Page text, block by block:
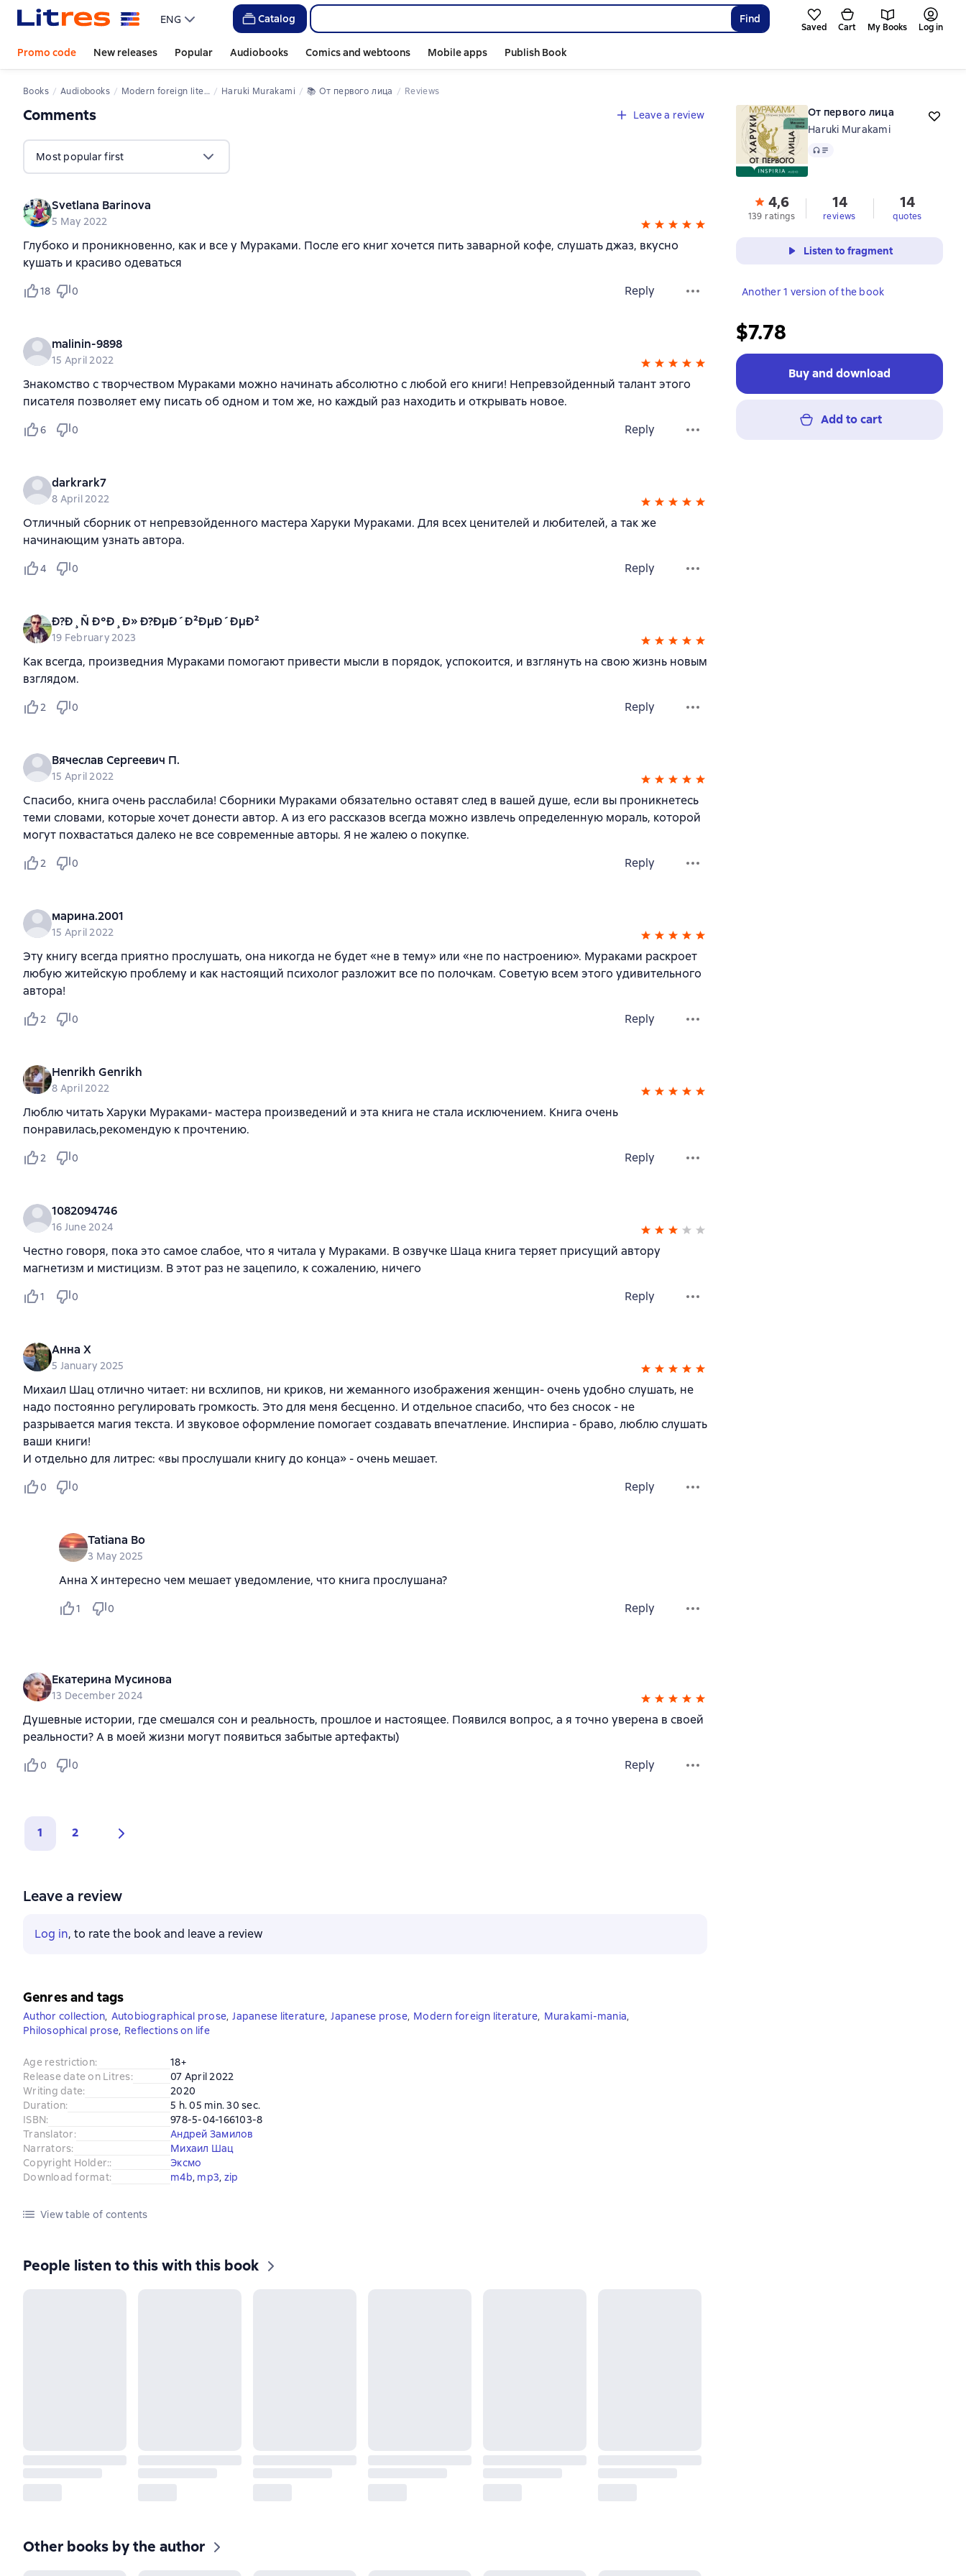
ENG Catalog Find
Saved Cart My Books Log in
Promo code New releases Popular Audiobooks Comics and webtoons Mobile apps Publish Book
Books Audiobooks Modern foreign literature Haruki Murakami 📚 От первого лица Reviews
Comments Leave a review
Most popular first
Svetlana Barinova
5 May 2022
Глубоко и проникновенно, как и все у Мураками. После его книг хочется пить заварной кофе, слушать джаз, вкусно
кушать и красиво одеваться
18 0 Reply
malinin-9898
15 April 2022
Знакомство с творчеством Мураками можно начинать абсолютно с любой его книги! Непревзойденный талант этого
писателя позволяет ему писать об одном и том же, но каждый раз находить и открывать новое.
6 0 Reply
darkrark7
8 April 2022
Отличный сборник от непревзойденного мастера Харуки Мураками. Для всех ценителей и любителей, а так же
начинающим узнать автора.
4 0 Reply
Ð?Ð¸Ñ Ð°Ð¸Ð» Ð?ÐµÐ´Ð²ÐµÐ´ÐµÐ²
19 February 2023
Как всегда, произведния Мураками помогают привести мысли в порядок, успокоится, и взглянуть на свою жизнь новым
взглядом.
2 0 Reply
Вячеслав Сергеевич П.
15 April 2022
Спасибо, книга очень расслабила! Сборники Мураками обязательно оставят след в вашей душе, если вы проникнетесь
теми словами, которые хочет донести автор. А из его рассказов всегда можно извлечь определенную мораль, которой
могут похвастаться далеко не все современные авторы. Я не жалею о покупке.
2 0 Reply
марина.2001
15 April 2022
Эту книгу всегда приятно прослушать, она никогда не будет «не в тему» или «не по настроению». Мураками раскроет
любую житейскую проблему и как настоящий психолог разложит все по полочкам. Советую всем этого удивительного
автора!
2 0 Reply
Henrikh Genrikh
8 April 2022
Люблю читать Харуки Мураками- мастера произведений и эта книга не стала исключением. Книга очень
понравилась,рекомендую к прочтению.
2 0 Reply
1082094746
16 June 2024
Честно говоря, пока это самое слабое, что я читала у Мураками. В озвучке Шаца книга теряет присущий автору
магнетизм и мистицизм. В этот раз не зацепило, к сожалению, ничего
1 0 Reply
Анна Х
5 January 2025
Михаил Шац отлично читает: ни всхлипов, ни криков, ни жеманного изображения женщин- очень удобно слушать, не
надо постоянно регулировать громкость. Это для меня бесценно. И отдельное спасибо, что без сносок - не
разрывается магия текста. И звуковое оформление помогает создавать впечатление. Инспириа - браво, люблю слушать
ваши книги!
И отдельно для литрес: «вы прослушали книгу до конца» - очень мешает.
0 0 Reply
Tatiana Bo
3 May 2025
Анна Х интересно чем мешает уведомление, что книга прослушана?
1 0 Reply
Екатерина Мусинова
13 December 2024
Душевные истории, где смешался сон и реальность, прошлое и настоящее. Появился вопрос, а я точно уверена в своей
реальности? А в моей жизни могут появиться забытые артефакты)
0 0 Reply
1 2
Leave a review
Log in, to rate the book and leave a review
От первого лица
Haruki Murakami
Audio
4,6
139 ratings
14
reviews
14
quotes
Listen to fragment
Another 1 version of the book
$7.78
Buy and download
Add to cart
Genres and tags
Author collection, Autobiographical prose, Japanese literature, Japanese prose, Modern foreign literature, Murakami-mania,
Philosophical prose, Reflections on life
Age restriction:
18+
Release date on Litres:
07 April 2022
Writing date:
2020
Duration:
5 h. 05 min. 30 sec.
ISBN:
978-5-04-166103-8
Translator:
Андрей Замилов
Narrators:
Михаил Шац
Copyright Holder::
Эксмо
Download format: m4b, mp3, zip
View table of contents
People listen to this with this book
Other books by the author